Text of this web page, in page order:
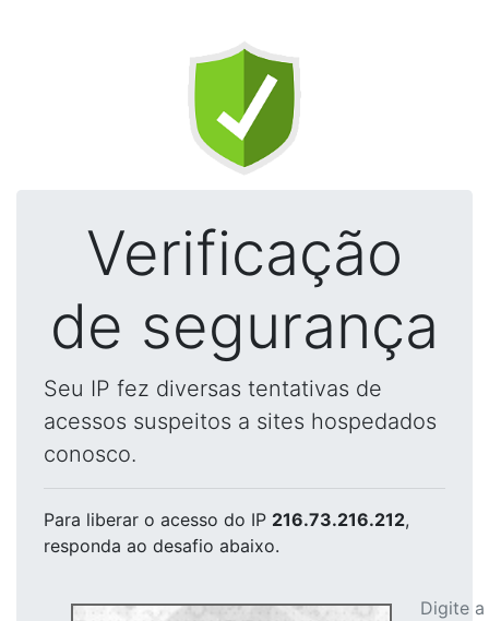
Verificação
de segurança
Seu IP fez diversas tentativas de
acessos suspeitos a sites hospedados
conosco.
Para liberar o acesso do IP 216.73.216.212,
responda ao desafio abaixo.
Digite